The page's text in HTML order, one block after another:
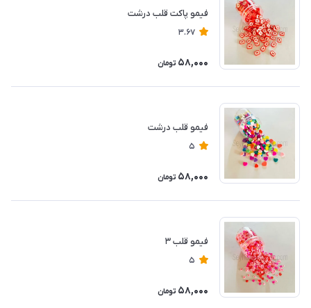
فیمو پاکت قلب درشت
3.67
58,000 تومان
فیمو قلب درشت
5
58,000 تومان
فیمو قلب ۳
5
58,000 تومان